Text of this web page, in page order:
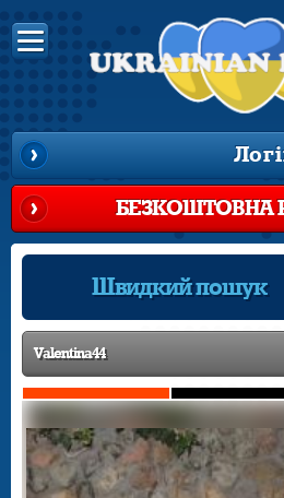
БЕЗКОШТОВНА
Швидкий пошук
Valentina44